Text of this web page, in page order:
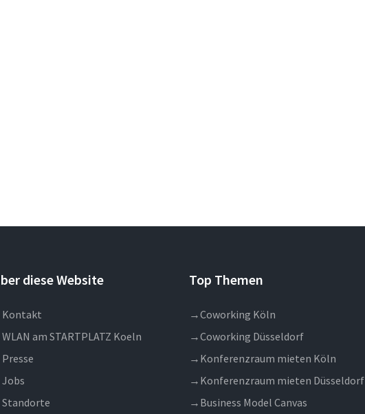
diese Website
Kontakt
WLAN am STARTPLATZ Koeln
Presse
Jobs
Standorte
Top Themen
→Coworking Köln
→Coworking Düsseldorf
→ Konferenzraum mieten Köln
→ Konferenzraum mieten Düsseldorf
→ Business Model Canvas